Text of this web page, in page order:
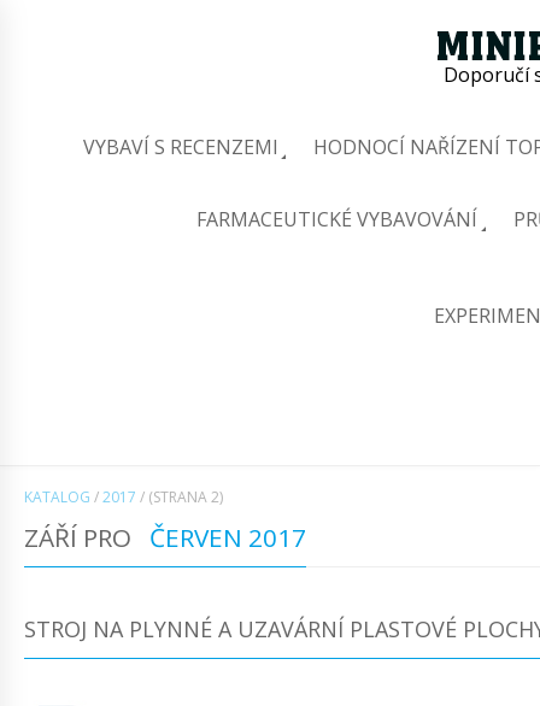
Doporučí
VYBAVÍ S RECENZEMI HODNOCÍ NAŘÍZENÍ
FARMACEUTICKÉ VYBAVOVÁNÍ
KATALOG /2017 / (STRANA 2)
ZÁŘÍ PRO ČERVEN 2017
STROJ NA PLYNNÉ A UZAVÁRNÍ PLASTOVÉ